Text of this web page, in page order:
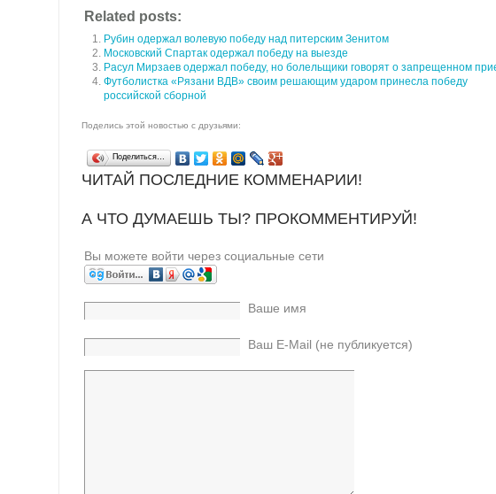
Related posts:
Рубин одержал волевую победу над питерским Зенитом
Московский Спартак одержал победу на выезде
Расул Мирзаев одержал победу, но болельщики говорят о запрещенном
Футболистка «Рязани ВДВ» своим решающим ударом принесла победу
российской сборной
Поделись этой новостью с друзьями:
Поделиться…
ЧИТАЙ ПОСЛЕДНИЕ КОММЕНАРИИ!
А ЧТО ДУМАЕШЬ ТЫ? ПРОКОММЕНТИРУЙ!
Вы можете войти через социальные сети
Ваше имя
Ваш E-Mail (не публикуется)